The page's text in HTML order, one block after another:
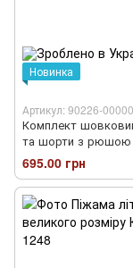
Новинка
Артикул: 90226-
Комплект
та шорти з рюшою
695.00 грн